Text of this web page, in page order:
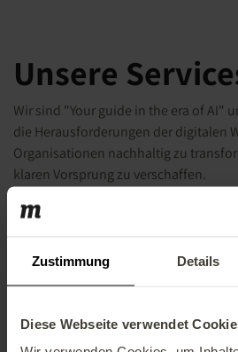
Zustimmung Details
Diese Webseite verwendet
Unsere
Wir sind "Your guide in the era of AI"
die Herausforderungen der digitalen
Organisationen nachhaltig zu
klaren Vorsprung zu verschaffen.